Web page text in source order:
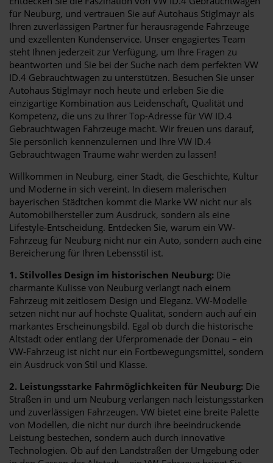
für Neuburg, und vertrauen Sie auf Autohaus Stiglmayr als
Ihren zuverlässigen Partner für herausragende Fahrzeuge
und exzellenten Kundenservice. Unser engagiertes Team
steht Ihnen jederzeit zur Verfügung, um Ihre Fragen zu
beantworten und Sie bei der Suche nach dem perfekten VW
ID.4 Gebrauchtwagen zu unterstützen. Besuchen Sie unser
Autohaus Stiglmayr noch heute und erleben Sie die
einzigartige Kombination aus Leidenschaft, Qualität und
Kompetenz, die uns zu Ihrer Top-Adresse für VW ID.4
Gebrauchtwagen Fahrzeuge macht. Wir freuen uns darauf,
Sie persönlich kennenzulernen und Ihre VW ID.4
Gebrauchtwagen Träume wahr werden zu lassen!
Willkommen in Neuburg, einer Stadt, die Geschichte, Kultur
und Moderne in sich vereint. In diesem malerischen
bayerischen Städtchen kommt die Marke VW nicht nur als
Automobilhersteller zum Ausdruck, sondern als eine
Lifestyle-Entscheidung. Entdecken Sie, warum ein VW-
Fahrzeug für Neuburg nicht nur ein Auto, sondern auch eine
Bereicherung für Ihren Lebensstil ist.
1. Stilvolles Design im historischen Neuburg: Die
charmante Kulisse von Neuburg verlangt nach einem
Fahrzeug mit zeitlosem Design und Eleganz. VW-Modelle
setzen nicht nur auf höchste Qualität, sondern auch auf ein
markantes Erscheinungsbild. Egal ob durch die historische
Altstadt oder entlang der Uferpromenade der Donau – ein
VW-Fahrzeug ist nicht nur ein Fortbewegungsmittel, sondern
ein Ausdruck von Stil und Klasse.
2. Leistungsstarke Fahrmöglichkeiten für Neuburg: Die
Straßen in und um Neuburg verlangen nach leistungsstarken
und zuverlässigen Fahrzeugen. VW bietet eine breite Palette
von Modellen, die nicht nur durch ihre beeindruckende
Leistung bestechen, sondern auch durch innovative
Technologien. Ob auf den Landstraßen der Umgebung oder